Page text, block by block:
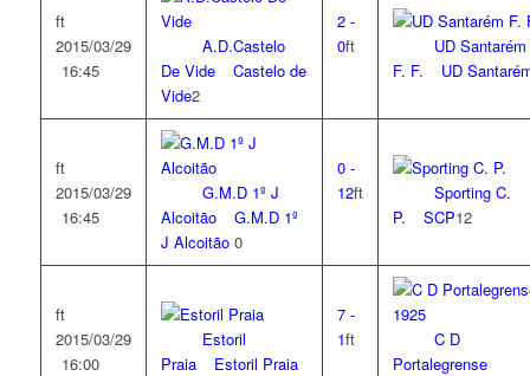
ft
2015/03/29
16:45
A.D.Castelo
De Vide
Castelo de
Vide2
2-
0ft
UD Santarém
F. F.
UD
ft
2015/03/29
16:45
G.M.D 1º J
Alcoitão
G.M.D 1º
J Alcoitão 0
0-
12ft
Sporting C.
P.
SCP12
ft
2015/03/29
16:00
Estoril
Praia
Estoril Praia
7-
1ft
C D
Portalegrense